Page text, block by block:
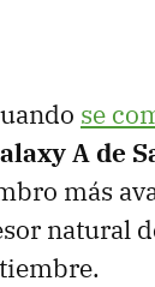
se
A de
más
natural